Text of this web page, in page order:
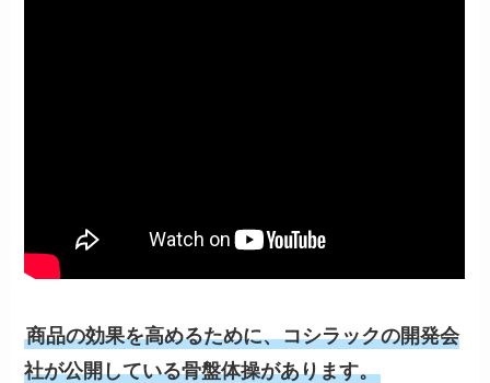
商品の効果を高めるために、コシラックの開発会
社が公開している骨盤体操があります。